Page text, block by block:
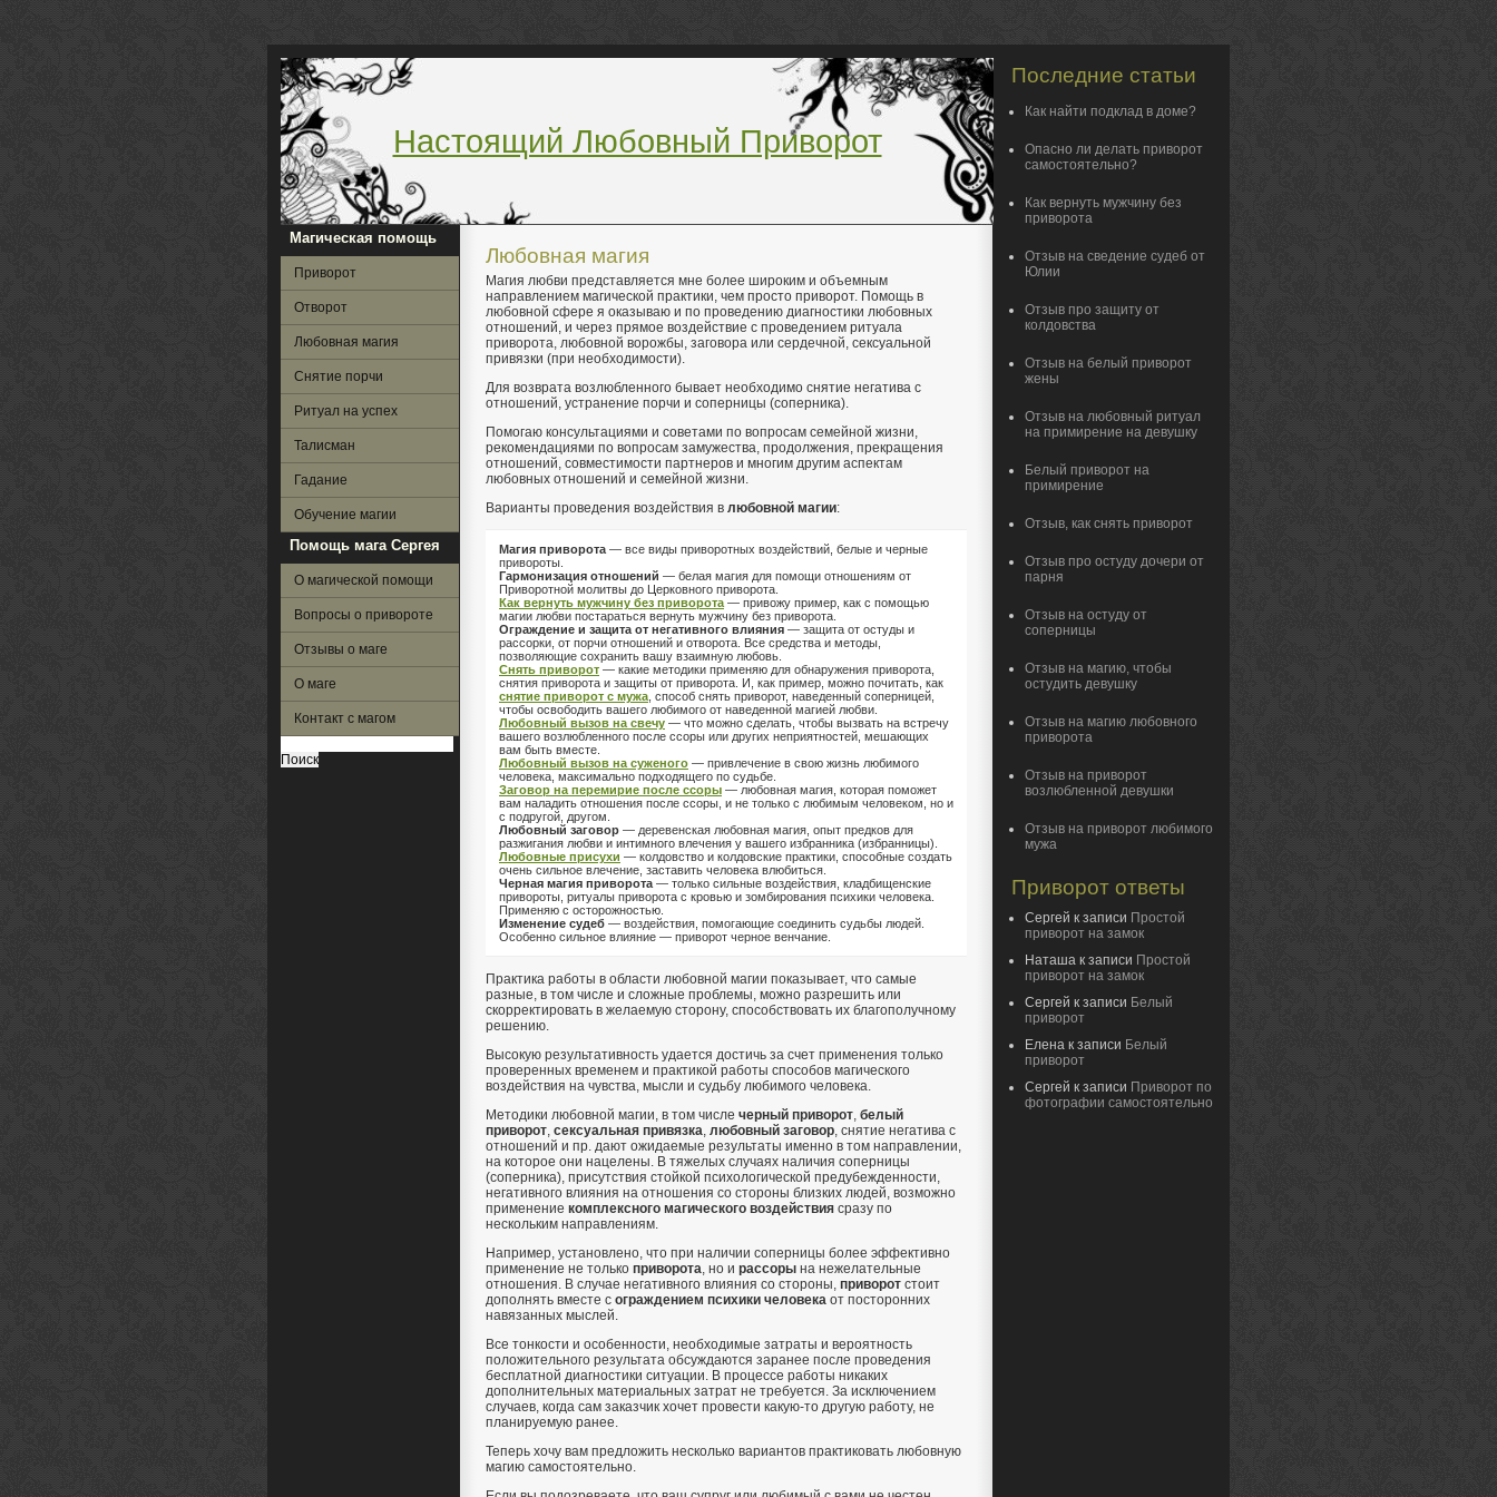
Настоящий Любовный Приворот
Любовная магия
Магия любви представляется мне более широким и объемным
направлением магической практики, чем просто приворот. Помощь в
любовной сфере я оказываю и по проведению диагностики любовных
отношений, и через прямое воздействие с проведением ритуала
приворота, любовной ворожбы, заговора или сердечной, сексуальной
привязки (при необходимости).
Для возврата возлюбленного бывает необходимо снятие негатива с
отношений, устранение порчи и соперницы (соперника).
Помогаю консультациями и советами по вопросам семейной жизни,
рекомендациями по вопросам замужества, продолжения, прекращения
отношений, совместимости партнеров и многим другим аспектам
любовных отношений и семейной жизни.
Варианты проведения воздействия в любовной магии:
Магия приворота — все виды приворотных воздействий, белые и черные
привороты.
Гармонизация отношений — белая магия для помощи отношениям от
Приворотной молитвы до Церковного приворота.
Как вернуть мужчину без приворота — привожу пример, как с помощью
магии любви постараться вернуть мужчину без приворота.
Ограждение и защита от негативного влияния — защита от остуды и
рассорки, от порчи отношений и отворота. Все средства и методы,
позволяющие сохранить вашу взаимную любовь.
Снять приворот — какие методики применяю для обнаружения приворота,
снятия приворота и защиты от приворота. И, как пример, можно почитать, как
снятие приворот с мужа , способ снять приворот, наведенный соперницей,
чтобы освободить вашего любимого от наведенной магией любви.
Любовный вызов на свечу — что можно сделать, чтобы вызвать на встречу
вашего возлюбленного после ссоры или других неприятностей, мешающих
вам быть вместе.
Любовный вызов на суженого — привлечение в свою жизнь любимого
человека, максимально подходящего по судьбе.
Заговор на перемирие после ссоры — любовная магия, которая поможет
вам наладить отношения после ссоры, и не только с любимым человеком, но и
с подругой, другом.
Любовный заговор — деревенская любовная магия, опыт предков для
разжигания любви и интимного влечения у вашего избранника (избранницы).
Любовные присухи — колдовство и колдовские практики, способные создать
очень сильное влечение, заставить человека влюбиться.
Черная магия приворота — только сильные воздействия, кладбищенские
привороты, ритуалы приворота с кровью и зомбирования психики человека.
Применяю с осторожностью.
Изменение судеб — воздействия, помогающие соединить судьбы людей.
Особенно сильное влияние — приворот черное венчание.
Практика работы в области любовной магии показывает, что самые
разные, в том числе и сложные проблемы, можно разрешить или
скорректировать в желаемую сторону, способствовать их благополучному
решению.
Высокую результативность удается достичь за счет применения только
проверенных временем и практикой работы способов магического
воздействия на чувства, мысли и судьбу любимого человека.
Методики любовной магии, в том числе черный приворот, белый
приворот, сексуальная привязка, любовный заговор, снятие негатива с
отношений и пр. дают ожидаемые результаты именно в том направлении,
на которое они нацелены. В тяжелых случаях наличия соперницы
(соперника), присутствия стойкой психологической предубежденности,
негативного влияния на отношения со стороны близких людей, возможно
применение комплексного магического воздействия сразу по
нескольким направлениям.
Например, установлено, что при наличии соперницы более эффективно
применение не только приворота, но и рассоры на нежелательные
отношения. В случае негативного влияния со стороны, приворот стоит
дополнять вместе с ограждением психики человека от посторонних
навязанных мыслей.
Все тонкости и особенности, необходимые затраты и вероятность
положительного результата обсуждаются заранее после проведения
бесплатной диагностики ситуации. В процессе работы никаких
дополнительных материальных затрат не требуется. За исключением
случаев, когда сам заказчик хочет провести какую-то другую работу, не
планируемую ранее.
Теперь хочу вам предложить несколько вариантов практиковать любовную
магию самостоятельно.
Магическая помощь
Приворот
Отворот
Любовная магия
Снятие порчи
Ритуал на успех
Талисман
Гадание
Обучение магии
Помощь мага Сергея
О магической помощи
Вопросы о привороте
Отзывы о маге
О маге
Контакт с магом
Последние статьи
Как найти подклад в доме?
Опасно ли делать приворот
самостоятельно?
Как вернуть мужчину без
приворота
Отзыв на сведение судеб от
Юлии
Отзыв про защиту от
колдовства
Отзыв на белый приворот
жены
Отзыв на любовный ритуал
на примирение на девушку
Белый приворот на
примирение
Отзыв, как снять приворот
Отзыв про остуду дочери от
парня
Отзыв на остуду от
соперницы
Отзыв на магию, чтобы
остудить девушку
Отзыв на магию любовного
приворота
Отзыв на приворот
возлюбленной девушки
Отзыв на приворот любимого
мужа
Приворот ответы
Сергей к записи Простой
приворот на замок
Наташа к записи Простой
приворот на замок
Сергей к записи Белый
приворот
Елена к записи Белый
приворот
Сергей к записи Приворот по
фотографии самостоятельно